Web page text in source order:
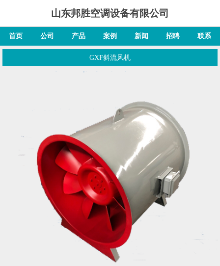
山东邦胜空调设备有限公司
首页 公司 产品 案例 新闻 招聘 联系
GXF斜流风机